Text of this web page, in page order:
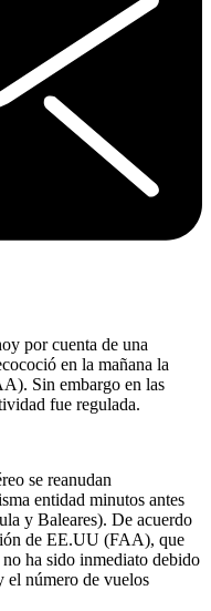
por cuenta de una
en la mañana la
Sin embargo en las
fue regulada.
se reanudan
entidad minutos antes
y Baleares). De acuerdo
de EE.UU (FAA), que
ha sido inmediato debido
el número de vuelos